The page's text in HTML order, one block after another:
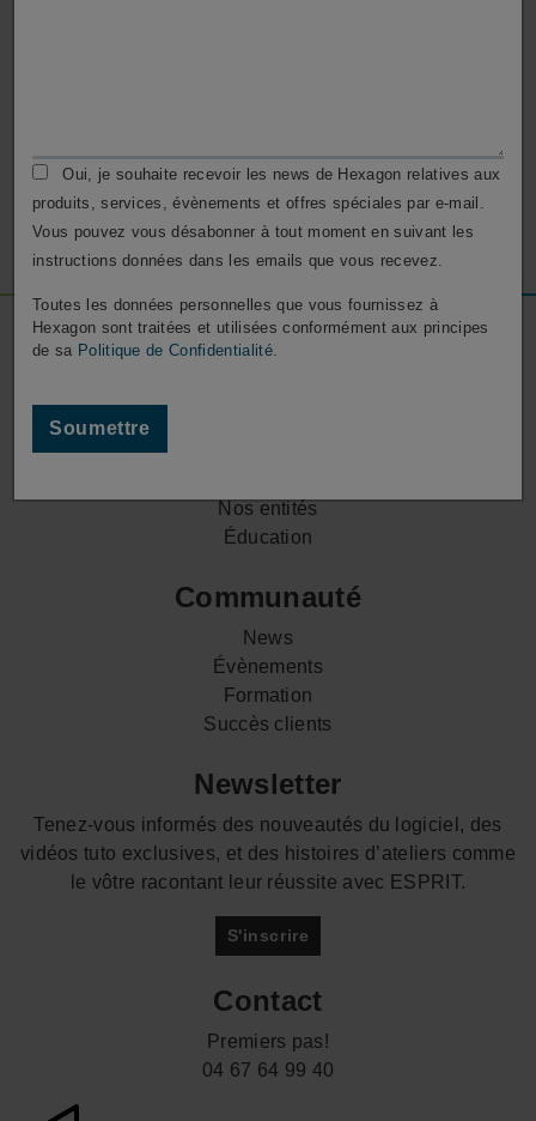
votre logiciel ESPRIT.
Contactez le Support
Oui, je souhaite recevoir les news de Hexagon relatives aux
produits, services, évènements et offres spéciales par e-mail.
Vous pouvez vous désabonner à tout moment en suivant les
instructions données dans les emails que vous recevez.
Toutes les données personnelles que vous fournissez à
Hexagon sont traitées et utilisées conformément aux principes
de sa Politique de Confidentialité.
Soumettre
Footer
Social
Media
Nos entités
Éducation
Communauté
News
Évènements
Formation
Succès clients
Newsletter
Tenez-vous informés des nouveautés du logiciel, des
vidéos tuto exclusives, et des histoires d’ateliers comme
le vôtre racontant leur réussite avec ESPRIT.
S'inscrire
Contact
Premiers pas!
04 67 64 99 40